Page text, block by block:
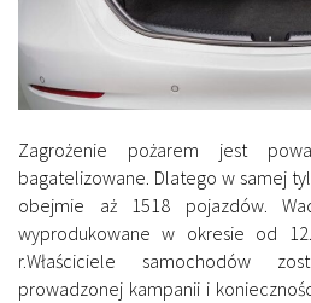
Zagrożenie pożarem jest
bagatelizowane. Dlatego w samej
obejmie aż 1518 pojazdów.
wyprodukowane w okresie od
r.Właściciele samochodów
prowadzonej kampanii i